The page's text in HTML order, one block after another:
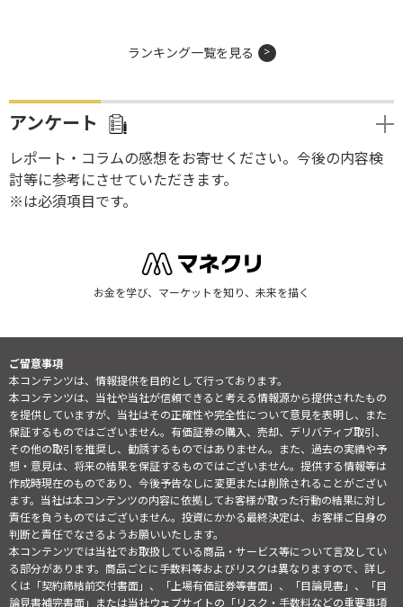
ランキング一覧を見る
アンケート
レポート・コラムの感想をお寄せください。今後の内容検
討等に参考にさせていただきます。
※は必須項目です。
お金を学び、マーケットを知り、未来を描く
ご留意事項
本コンテンツは、情報提供を目的として行っております。
本コンテンツは、当社や当社が信頼できると考える情報源から提供されたもの
を提供していますが、当社はその正確性や完全性について意見を表明し、また
保証するものではございません。有価証券の購入、売却、デリバティブ取引、
その他の取引を推奨し、勧誘するものではありません。また、過去の実績や予
想・意見は、将来の結果を保証するものではございません。提供する情報等は
作成時現在のものであり、今後予告なしに変更または削除されることがござい
ます。当社は本コンテンツの内容に依拠してお客様が取った行動の結果に対し
責任を負うものではございません。投資にかかる最終決定は、お客様ご自身の
判断と責任でなさるようお願いいたします。
本コンテンツでは当社でお取扱している商品・サービス等について言及してい
る部分があります。商品ごとに手数料等およびリスクは異なりますので、詳し
くは「契約締結前交付書面」、「上場有価証券等書面」、「目論見書」、「目
論見書補完書面」または当社ウェブサイトの「リスク・手数料などの重要事項